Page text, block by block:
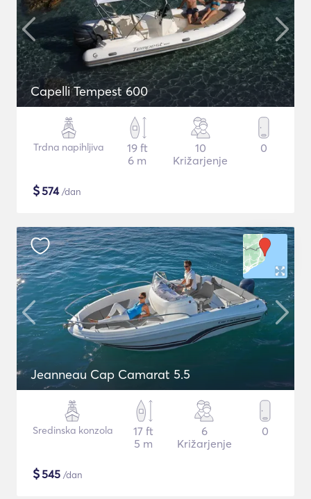
Capelli Tempest 600
Trdna napihljiva
19 ft
6 m
10
Križarjenje
0
$574/dan
Jeanneau Cap Camarat 5.5
Sredinska konzola
17 ft
5 m
6
Križarjenje
0
$545 /dan